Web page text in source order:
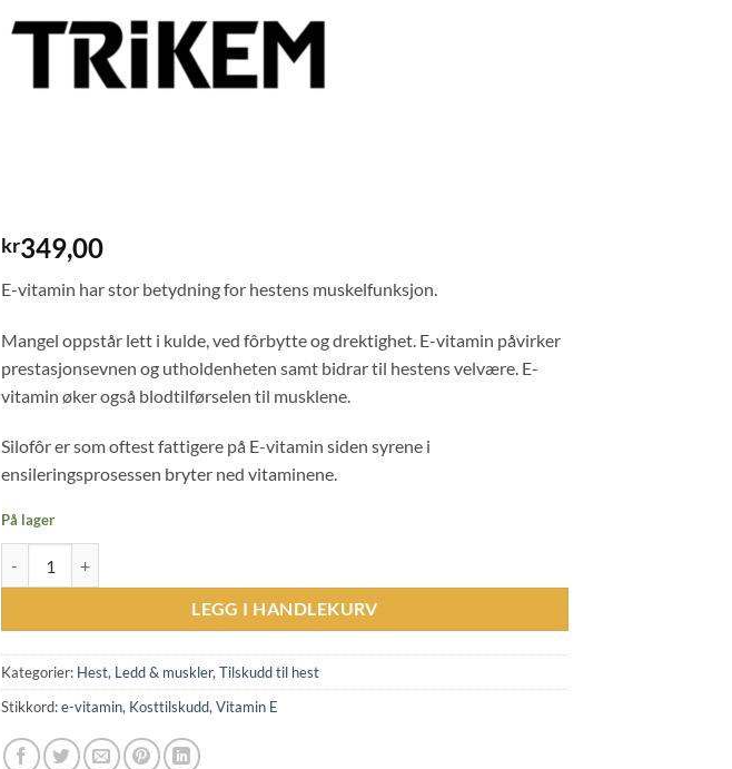
kr349,00
E-vitamin har stor betydning for hestens muskelfunksjon.
Mangel oppstår lett i kulde, ved fôrbytte og drektighet. E-vitamin påvirker
prestasjonsevnen og utholdenheten samt bidrar til hestens velvære. E-
vitamin øker også blodtilførselen til musklene.
Silofôr er som oftest fattigere på E-vitamin siden syrene i
ensileringsprosessen bryter ned vitaminene.
På lager
LEGG I HANDLEKURV
Kategorier: Hest, Ledd & muskler, Tilskudd til hest
Stikkord:e-vitamin, Kosttilskudd, Vitamin E